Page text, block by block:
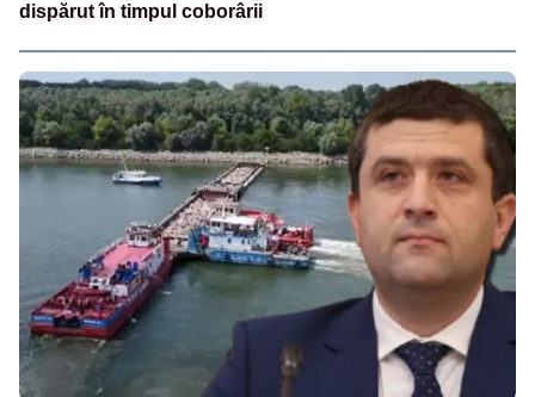
dispărut în timpul coborârii